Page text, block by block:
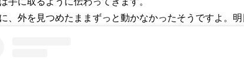
、外を見つめたままずっと動かなかったそうですよ。